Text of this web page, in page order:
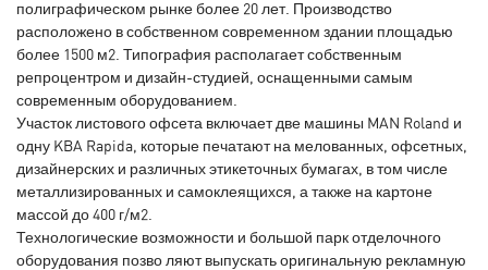
полиграфическом рынке более 20 лет. Производство
расположено в собственном современном здании площадью
более 1500 м2. Типография располагает собственным
репроцентром и дизайн-студией, оснащенными самым
современным оборудованием.
Участок листового офсета включает две машины MAN Roland и
одну KBA Rapida, которые печатают на мелованных, офсетных,
дизайнерских и различных этикеточных бумагах, в том числе
металлизированных и самоклеящихся, а также на картоне
массой до 400 г/м2.
Технологические возможности и большой парк отделочного
оборудования позво ляют выпускать оригинальную рекламную